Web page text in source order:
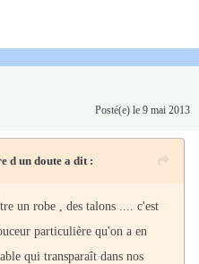
Posté(e) le 9 mai 2013
d un doute a dit :
un robe , des talons .... c'est
particulière qu'on a en
qui transparaît dans nos